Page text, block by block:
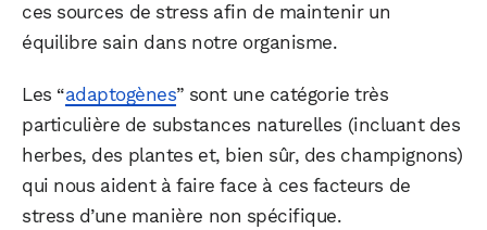
ces sources de stress afin de maintenir un
équilibre sain dans notre organisme.
Les “adaptogènes” sont une catégorie très
particulière de substances naturelles (incluant des
herbes, des plantes et, bien sûr, des champignons)
qui nous aident à faire face à ces facteurs de
stress d’une manière non spécifique.